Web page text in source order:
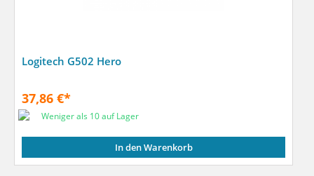
Logitech G502 Hero
37,86 €*
Weniger als 10 auf Lager
In den Warenkorb